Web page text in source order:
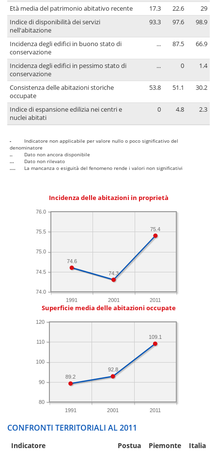
Età media del patrimonio abitativo recente 17.3 22.6
29
Indice di disponibilità dei servizi
nell'abitazione
93.3 97.6 98.9
Incidenza degli edifici in buono stato di
conservazione
... 87.5 66.9
Incidenza degli edifici in pessimo stato di
conservazione
... 0 1.4
Consistenza delle abitazioni storiche
occupate
53.8 51.1 30.2
Indice di espansione edilizia nei centri e
nuclei abitati
0 4.8 2.3
-
Indicatore non applicabile per valore nullo o poco significativo del
denominatore
..
Dato non ancora disponibile
...
Dato non rilevato
....
La mancanza o esiguità del fenomeno rende i valori non significativi
Incidenza delle abitazioni in proprietà
1991 2001 2011
74.0
74.5
75.0
75.5
76.0
75.4
74.3
74.6
Superficie media delle abitazioni occupate
1991 2001 2011
80
90
100
110
120
109.1
92.8
89.2
CONFRONTI TERRITORIALI AL 2011
Indicatore Postua Piemonte Italia